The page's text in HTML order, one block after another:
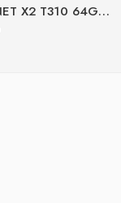
KRONO NET X2 T310 64GB / 8RAM (4+4) 4G LTE CASE